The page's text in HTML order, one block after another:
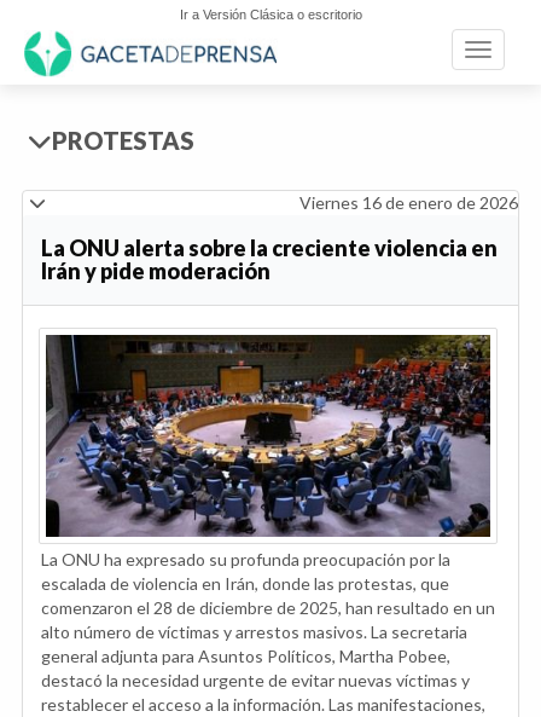
Ir a Versión Clásica o escritorio
Toggle
PROTESTAS
Viernes 16 de enero de 2026
La ONU alerta sobre la creciente violencia en
Irán y pide moderación
La ONU ha expresado su profunda preocupación por la
escalada de violencia en Irán, donde las protestas, que
comenzaron el 28 de diciembre de 2025, han resultado en un
alto número de víctimas y arrestos masivos. La secretaria
general adjunta para Asuntos Políticos, Martha Pobee,
destacó la necesidad urgente de evitar nuevas víctimas y
restablecer el acceso a la información. Las manifestaciones,